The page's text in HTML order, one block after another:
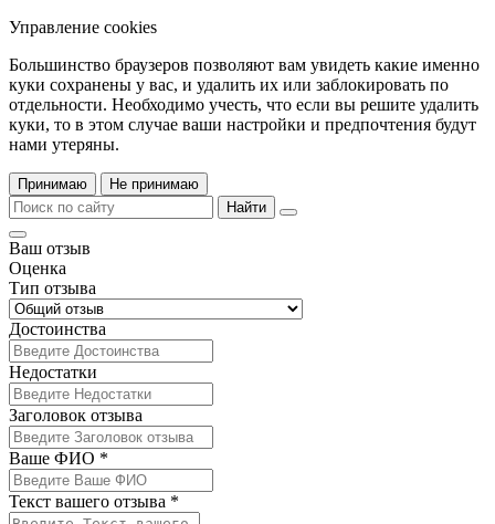
Управление cookies
Большинство браузеров позволяют вам увидеть какие именно
куки сохранены у вас, и удалить их или заблокировать по
отдельности. Необходимо учесть, что если вы решите удалить
куки, то в этом случае ваши настройки и предпочтения будут
нами утеряны.
Принимаю
Не принимаю
Найти
Ваш отзыв
Оценка
Тип отзыва
Достоинства
Недостатки
Заголовок отзыва
Ваше ФИО *
Текст вашего отзыва *